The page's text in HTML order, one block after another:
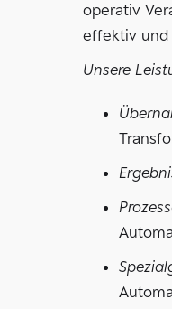
operativ
effektiv
Unsere